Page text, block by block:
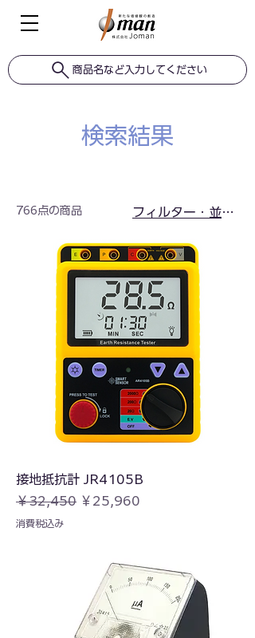
商品名など入力してください
検索結果
766点の商品 フィルター・並び替え
接地抵抗計 JR4105B
通常価格
￥32,450 セール価格
￥25,960
消費税込み